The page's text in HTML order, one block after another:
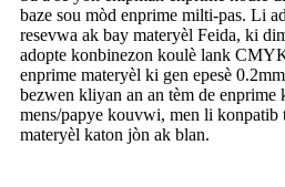
baze sou mòd enprime milti-pas. Li
resevwa ak bay materyèl Feida, ki
adopte konbinezon koulè lank
enprime materyèl ki gen epesè
bezwen kliyan an an tèm de
mens/papye kouvwi, men li
materyèl katon jòn ak blan.